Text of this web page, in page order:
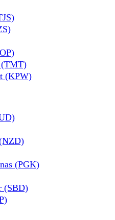
(TMT)
(KPW)
(PGK)
(SBD)